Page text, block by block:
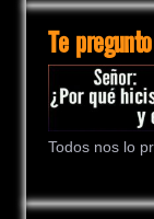
Te
Todos nos lo